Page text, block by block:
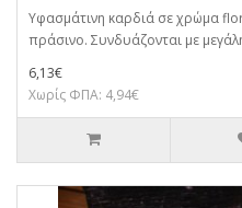
Υφασμάτινη καρδιά σε χρώμα
πράσινο. Συνδυάζονται με
6,13€
Χωρίς ΦΠΑ: 4,94€